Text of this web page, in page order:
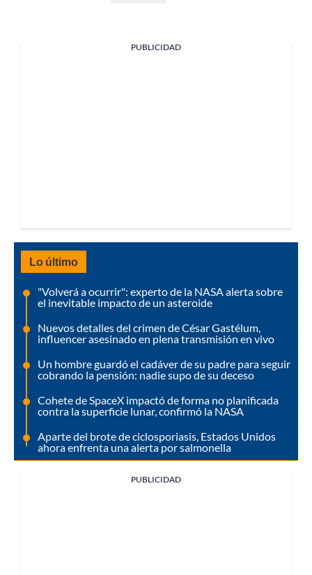
PUBLICIDAD
Lo último
"Volverá a ocurrir": experto de la NASA alerta sobre
el inevitable impacto de un asteroide
Nuevos detalles del crimen de César Gastélum,
influencer asesinado en plena transmisión en vivo
Un hombre guardó el cadáver de su padre para seguir
cobrando la pensión: nadie supo de su deceso
Cohete de SpaceX impactó de forma no planificada
contra la superficie lunar, confirmó la NASA
Aparte del brote de ciclosporiasis, Estados Unidos
ahora enfrenta una alerta por salmonella
PUBLICIDAD